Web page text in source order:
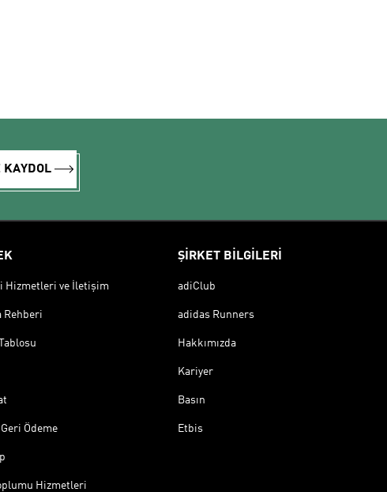
KAYDOL
Hizmetleri ve İletişim
Rehberi
Geri Ödeme
Hizmetleri
ŞİRKET BİLGİLERİ
adiClub
adidas Runners
Hakkımızda
Kariyer
Basın
Etbis